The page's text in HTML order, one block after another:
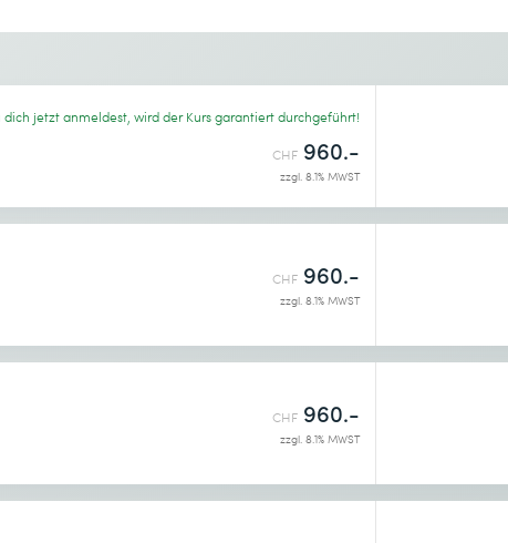
genommen.
genommen.
dich jetzt anmeldest, wird der Kurs garantiert durchgeführt!
CHF 960.-
zzgl. 8.1% MWST
CHF 960.-
zzgl. 8.1% MWST
CHF 960.-
zzgl. 8.1% MWST